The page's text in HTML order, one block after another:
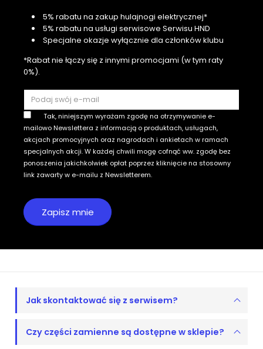
5% rabatu na zakup hulajnogi elektrycznej*
5% rabatu na usługi serwisowe Serwisu HND
Specjalne okazje wyłącznie dla członków klubu
*Rabat nie łączy się z innymi promocjami (w tym raty
0%).
Tak, niniejszym wyrażam zgodę na otrzymywanie e-
mailowo Newslettera z informacją o produktach, usługach,
akcjach promocyjnych oraz nagrodach i ankietach w ramach
specjalnych akcji. W każdej chwili mogę cofnąć ww. zgodę bez
ponoszenia jakichkolwiek opłat poprzez kliknięcie na stosowny
link zawarty w e-mailu z Newsletterem.
Jak skontaktować się z serwisem?
Czy części zamienne są dostępne w sklepie?